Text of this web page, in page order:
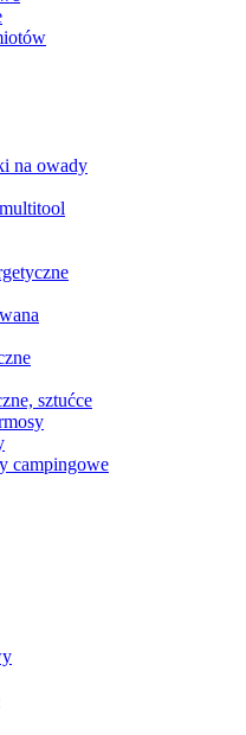
na owady
sztućce
campingowe